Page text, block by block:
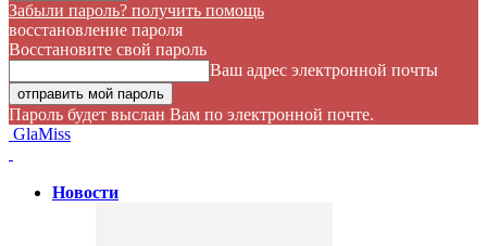
Забыли пароль? получить помощь
восстановление пароля
Восстановите свой пароль
Ваш адрес электронной почты
Пароль будет выслан Вам по электронной почте.
GlaMiss
Новости